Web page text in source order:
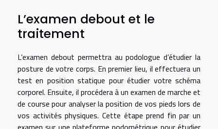
L’examen debout et le
traitement
L’examen debout permettra au podologue d’étudier la
posture de votre corps. En premier lieu, il effectuera un
test en position statique pour étudier votre schéma
corporel. Ensuite, il procédera à un examen de marche et
de course pour analyser la position de vos pieds lors de
vos activités physiques. Cette étape prend fin par un